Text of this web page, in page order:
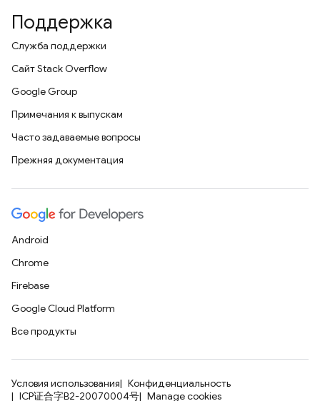
Поддержка
Служба поддержки
Сайт Stack Overflow
Google Group
Примечания к выпускам
Часто задаваемые вопросы
Прежняя документация
Android
Chrome
Firebase
Google Cloud Platform
Все продукты
Условия использования
Конфиденциальность
ICP证合字B2-20070004号
Manage cookies